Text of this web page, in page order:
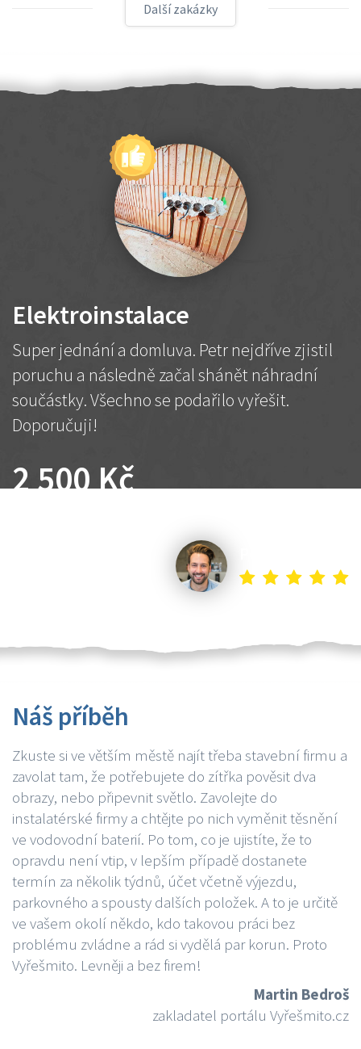
Další zakázky
Elektroinstalace
Super jednání a domluva. Petr nejdříve zjistil
poruchu a následně začal shánět náhradní
součástky. Všechno se podařilo vyřešit.
Doporučuji!
2 500 Kč
Náš příběh
Zkuste si ve větším městě najít třeba stavební firmu a
zavolat tam, že potřebujete do zítřka pověsit dva
obrazy, nebo připevnit světlo. Zavolejte do
instalatérské firmy a chtějte po nich vyměnit těsnění
ve vodovodní baterií. Po tom, co je ujistíte, že to
opravdu není vtip, v lepším případě dostanete
termín za několik týdnů, účet včetně výjezdu,
parkovného a spousty dalších položek. A to je určitě
ve vašem okolí někdo, kdo takovou práci bez
problému zvládne a rád si vydělá par korun. Proto
Vyřešmito. Levněji a bez firem!
Martin Bedroš
zakladatel portálu Vyřešmito.cz